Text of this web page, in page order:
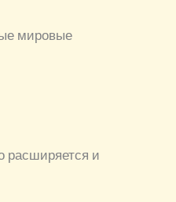
мировые
расширяется и